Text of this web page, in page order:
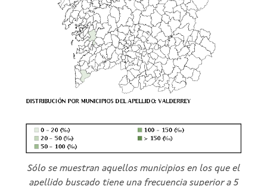
Sólo se muestran aquellos municipios en los que el
apellido buscado tiene una frecuencia superior a 5